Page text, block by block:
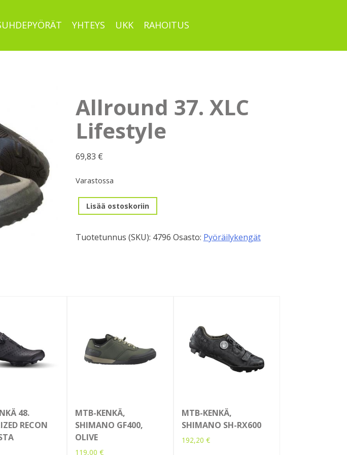
YHTEYS UKK RAHOITUS
Allround 37. XLC
Lifestyle
69,83 €
Varastossa
Allround
37.
Lifestyle
Lisää ostoskoriin
Tuotetunnus (SKU): 4796 Osasto: Pyöräilykengät
48.
RECON
MTB-KENKÄ,
SHIMANO GF400,
OLIVE
119,00 €
MTB-KENKÄ,
SHIMANO SH-RX600
192,20 €